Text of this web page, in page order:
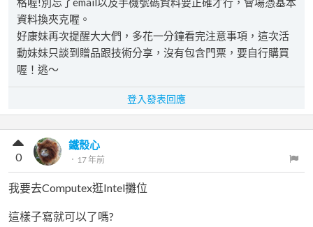
資料換夾克喔。
好康妹再次提醒大大們，多花一分鐘看完注意事項，這次活
動妹妹只談到贈品跟技術分享，沒有包含門票，要自行購買
喔！逃～
登入發表回應
鐵殼心
． 17 年前
0
我要去Computex逛Intel攤位
這樣子寫就可以了嗎?